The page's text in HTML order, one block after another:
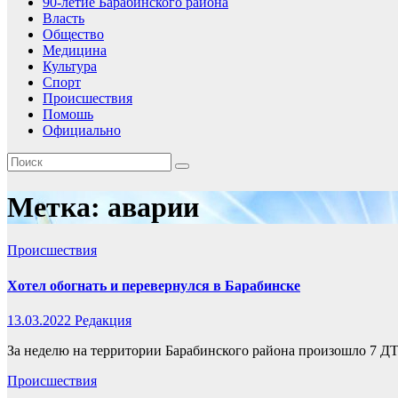
Власть
Общество
Медицина
Культура
Спорт
Происшествия
Помошь
Официально
Метка: аварии
Происшествия
Хотел обогнать и перевернулся в Барабинске
13.03.2022 Редакция
За неделю на территории Барабинского района произошло 7
Происшествия